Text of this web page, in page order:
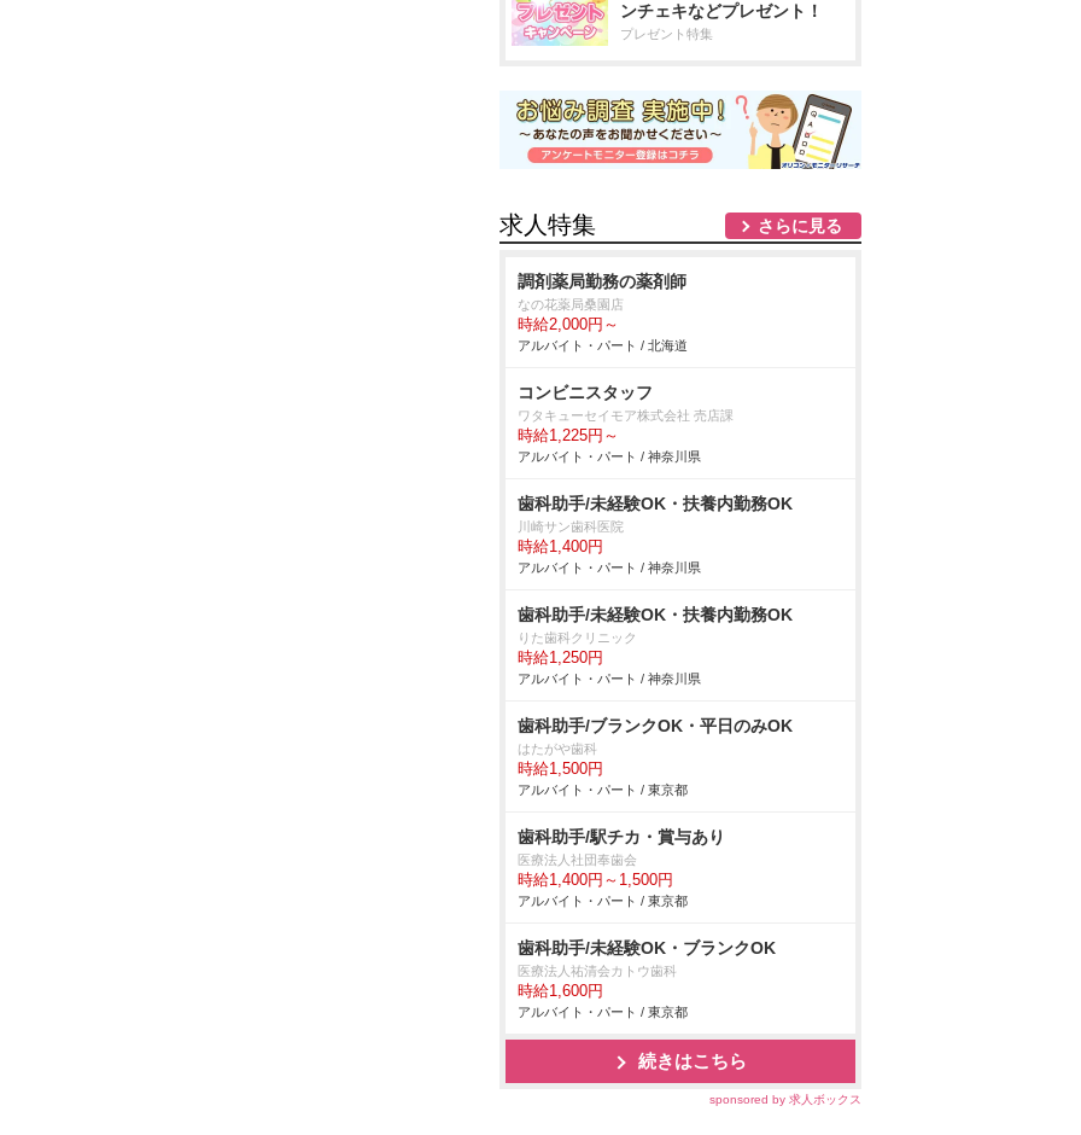
ンチェキなどプレゼント！
プレゼント特集
求人特集 さらに見る
調剤薬局勤務の薬剤師
なの花薬局桑園店
時給2,000円～
アルバイト・パート / 北海道
コンビニスタッフ
ワタキューセイモア株式会社 売店課
時給1,225円～
アルバイト・パート / 神奈川県
歯科助手/未経験OK・扶養内勤務OK
川崎サン歯科医院
時給1,400円
アルバイト・パート / 神奈川県
歯科助手/未経験OK・扶養内勤務OK
りた歯科クリニック
時給1,250円
アルバイト・パート / 神奈川県
歯科助手/ブランクOK・平日のみOK
はたがや歯科
時給1,500円
アルバイト・パート / 東京都
歯科助手/駅チカ・賞与あり
医療法人社団奉歯会
時給1,400円～1,500円
アルバイト・パート / 東京都
歯科助手/未経験OK・ブランクOK
医療法人祐清会カトウ歯科
時給1,600円
アルバイト・パート / 東京都
続きはこちら
sponsored by 求人ボックス